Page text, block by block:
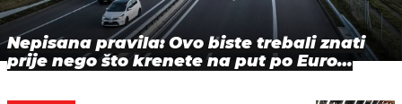
Nepisana pravila: Ovo biste trebali znati
prije nego što krenete na put po Euro…